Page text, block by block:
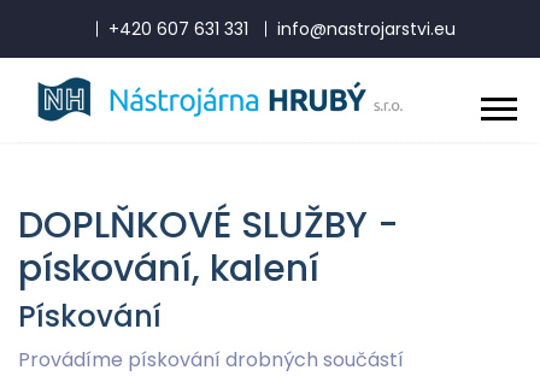
+420 607 631 331 info@nastrojarstvi.eu
DOPLŇKOVÉ SLUŽBY -
pískování, kalení
Pískování
Provádíme pískování drobných součástí